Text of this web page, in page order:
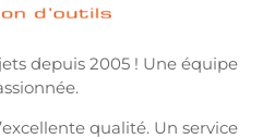
depuis 2005 ! Une équipe
qualité. Un service